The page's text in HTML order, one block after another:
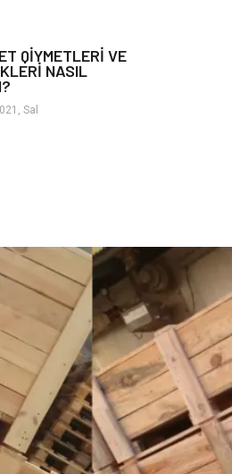
Tarım &
Hayvancılık
QİYMETLERİ VE
NASIL
Sal